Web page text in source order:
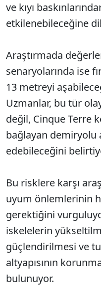
ve kıyı
etkilenebileceğine
Araştırmada
senaryolarında ise
13 metreyi
Uzmanlar, bu tür
değil, Cinque Terre
bağlayan demiryolu
edebileceğini
Bu risklere karşı
uyum önlemlerinin
gerektiğini
iskelelerin
güçlendirilmesi ve
altyapısının
bulunuyor.